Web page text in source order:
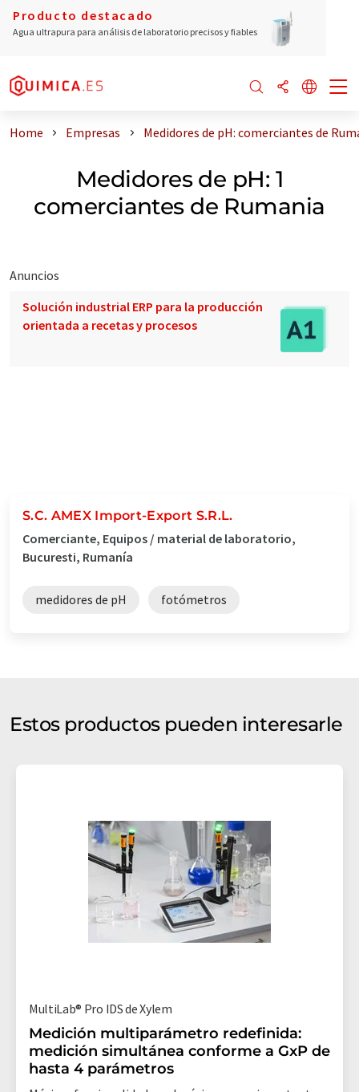
Producto destacado
Agua ultrapura para análisis de laboratorio precisos y fiables
Home Empresas Medidores de pH: comerciantes de
Medidores de pH: 1
comerciantes de Rumania
Anuncios
Solución industrial ERP para la producción
orientada a recetas y procesos
S.C. AMEX Import-Export S.R.L.
Comerciante, Equipos / material de laboratorio,
Bucuresti, Rumanía
medidores de pH fotómetros
Estos productos pueden interesarle
MultiLab® Pro IDS de Xylem
Medición multiparámetro redefinida:
medición simultánea conforme a GxP de
hasta 4 parámetros